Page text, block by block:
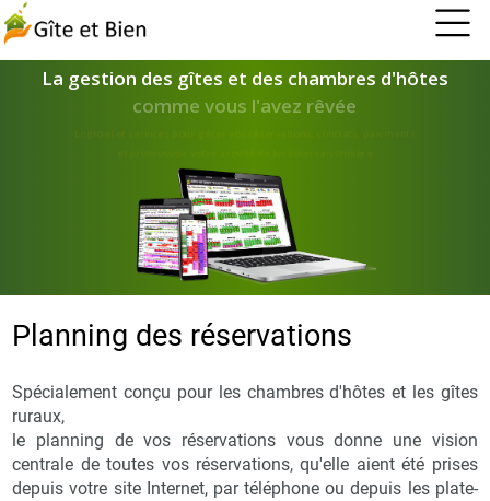
La gestion des gîtes et des chambres d'hôtes
comme vous l'avez rêvée
Planning des réservations
Spécialement conçu pour les chambres d'hôtes et les gîtes
ruraux,
le planning de vos réservations vous donne une vision
centrale de toutes vos réservations, qu'elle aient été prises
depuis votre site Internet, par téléphone ou depuis les plate-